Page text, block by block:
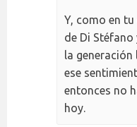
Y, como en
de Di Stéfano
la generación
ese
entonces no
hoy.